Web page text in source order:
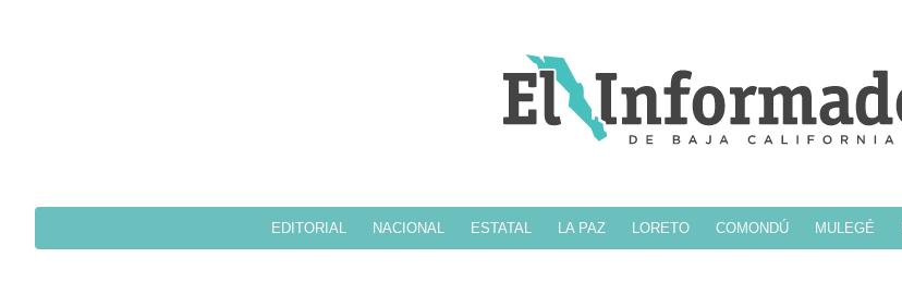
EDITORIAL NACIONAL ESTATAL LA PAZ LORETO COMONDÚ MULEGÉ